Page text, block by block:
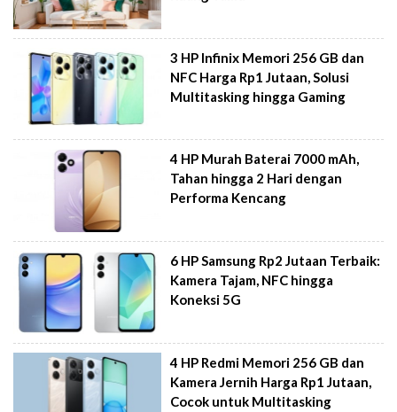
3 HP Infinix Memori 256 GB dan
NFC Harga Rp1 Jutaan, Solusi
Multitasking hingga Gaming
4 HP Murah Baterai 7000 mAh,
Tahan hingga 2 Hari dengan
Performa Kencang
6 HP Samsung Rp2 Jutaan Terbaik:
Kamera Tajam, NFC hingga
Koneksi 5G
4 HP Redmi Memori 256 GB dan
Kamera Jernih Harga Rp1 Jutaan,
Cocok untuk Multitasking